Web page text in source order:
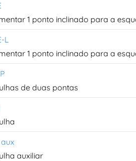
1 ponto inclinado para a
L
1 ponto inclinado para a
de duas pontas
auxiliar